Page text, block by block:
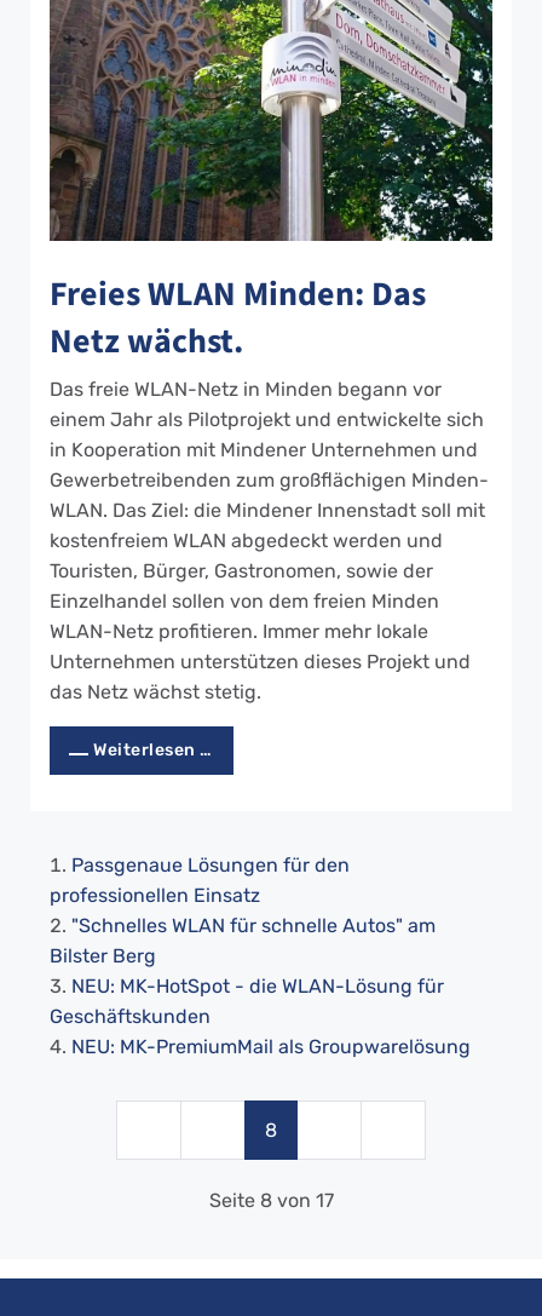
Freies WLAN Minden: Das
Netz wächst.
Das freie WLAN-Netz in Minden begann vor
einem Jahr als Pilotprojekt und entwickelte sich
in Kooperation mit Mindener Unternehmen und
Gewerbetreibenden zum großflächigen Minden-
WLAN. Das Ziel: die Mindener Innenstadt soll mit
kostenfreiem WLAN abgedeckt werden und
Touristen, Bürger, Gastronomen, sowie der
Einzelhandel sollen von dem freien Minden
WLAN-Netz profitieren. Immer mehr lokale
Unternehmen unterstützen dieses Projekt und
das Netz wächst stetig.
Weiterlesen …
Passgenaue Lösungen für den
professionellen Einsatz
"Schnelles WLAN für schnelle Autos" am
Bilster Berg
NEU: MK-HotSpot - die WLAN-Lösung für
Geschäftskunden
NEU: MK-PremiumMail als Groupwarelösung
8
Seite 8 von 17